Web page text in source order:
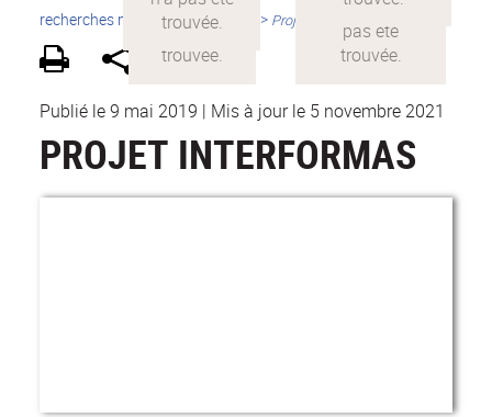
recherches menées par ASLAN ?
> Projets financés par ASLAN
Publié le 9 mai 2019 | Mis à jour le 5 novembre 2021
PROJET INTERFORMAS